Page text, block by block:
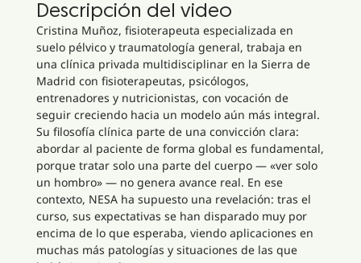
Descripción del video
Cristina Muñoz, fisioterapeuta especializada en
suelo pélvico y traumatología general, trabaja en
una clínica privada multidisciplinar en la Sierra de
Madrid con fisioterapeutas, psicólogos,
entrenadores y nutricionistas, con vocación de
seguir creciendo hacia un modelo aún más integral.
Su filosofía clínica parte de una convicción clara:
abordar al paciente de forma global es fundamental,
porque tratar solo una parte del cuerpo — «ver solo
un hombro» — no genera avance real. En ese
contexto, NESA ha supuesto una revelación: tras el
curso, sus expectativas se han disparado muy por
encima de lo que esperaba, viendo aplicaciones en
muchas más patologías y situaciones de las que